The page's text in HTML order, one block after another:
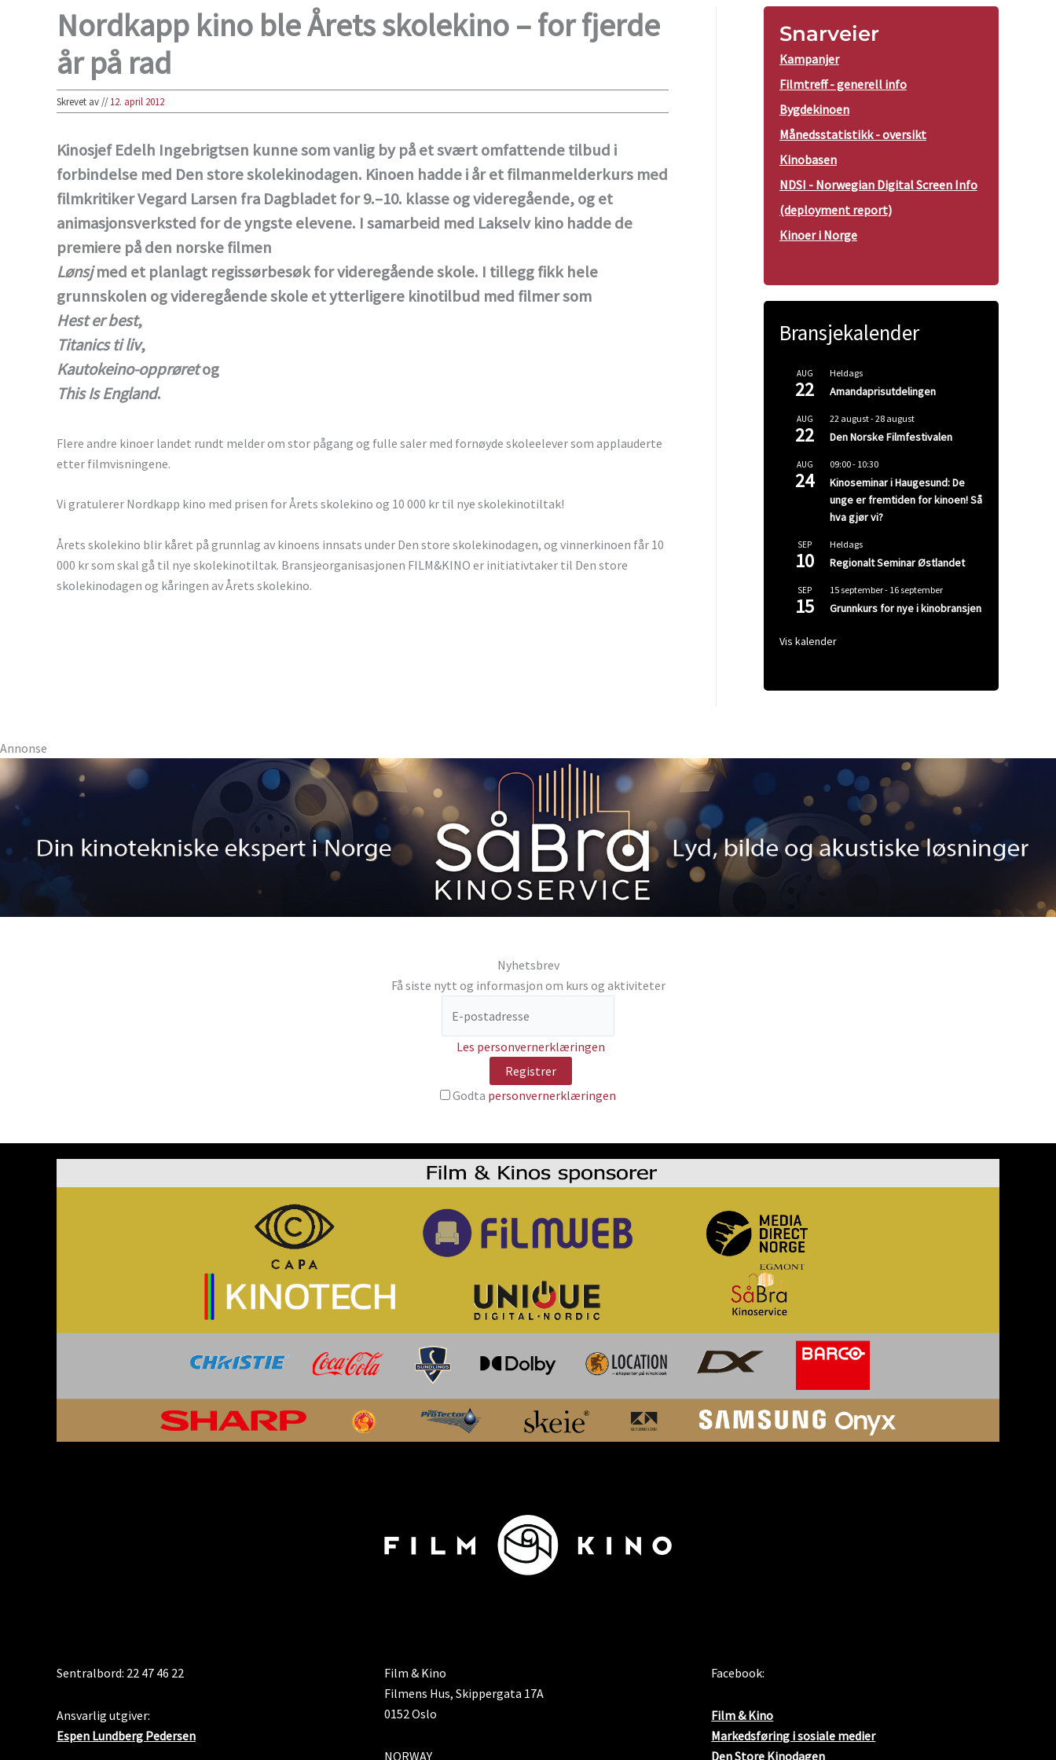
Nordkapp kino ble Årets skolekino – for fjerde
år på rad
Skrevet av//12. april 2012
Kinosjef Edelh Ingebrigtsen kunne som vanlig by på et svært omfattende tilbud i
forbindelse med Den store skolekinodagen. Kinoen hadde i år et filmanmelderkurs med
filmkritiker Vegard Larsen fra Dagbladet for 9.–10. klasse og videregående, og et
animasjonsverksted for de yngste elevene. I samarbeid med Lakselv kino hadde de
premiere på den norske filmen
Lønsjmed et planlagt regissørbesøk for videregående skole. I tillegg fikk hele
grunnskolen og videregående skole et ytterligere kinotilbud med filmer som
Hest er best,
Titanics ti liv,
Kautokeino-opprøretog
This Is England.
Flere andre kinoer landet rundt melder om stor pågang og fulle saler med fornøyde skoleelever som applauderte
etter filmvisningene.
Vi gratulerer Nordkapp kino med prisen for Årets skolekino og 10 000 kr til nye skolekinotiltak!
Årets skolekino blir kåret på grunnlag av kinoens innsats under Den store skolekinodagen, og vinnerkinoen får 10
000 kr som skal gå til nye skolekinotiltak. Bransjeorganisasjonen FILM&KINO er initiativtaker til Den store
skolekinodagen og kåringen av Årets skolekino.
Snarveier
Kampanjer
Filmtreff - generell info
Bygdekinoen
Månedsstatistikk - oversikt
Kinobasen
NDSI - Norwegian Digital Screen Info
(deployment report)
Kinoer i Norge
Bransjekalender
AUG
22
Heldags
Amandaprisutdelingen
AUG
22
22 august-28 august
Den Norske Filmfestivalen
AUG
24
09:00- 10:30
Kinoseminar i Haugesund: De
unge er fremtiden for kinoen! Så
hva gjør vi?
SEP
10
Heldags
Regionalt Seminar Østlandet
SEP
15
15 september- 16 september
Grunnkurs for nye i kinobransjen
Vis kalender
Annonse
Nyhetsbrev
Få siste nytt og informasjon om kurs og aktiviteter
Les personvernerklæringen
Godta personvernerklæringen
Sentralbord: 22 47 46 22
Ansvarlig utgiver:
Espen Lundberg Pedersen
Film & Kino
Filmens Hus, Skippergata 17A
0152 Oslo
NORWAY
Facebook:
Film & Kino
Markedsføring i sosiale medier
Den Store Kinodagen